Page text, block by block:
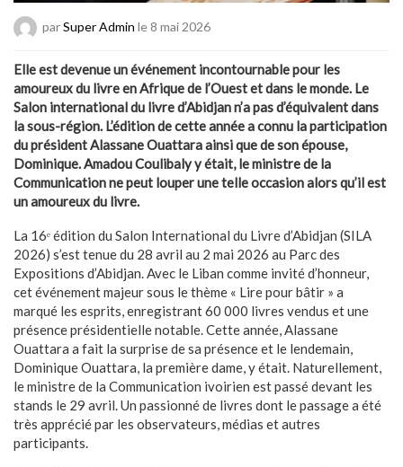
parSuper Admin le 8 mai 2026
Elle est devenue un événement incontournable pour les
amoureux du livre en Afrique de l’Ouest et dans le monde. Le
Salon international du livre d’Abidjan n’a pas d’équivalent dans
la sous-région. L’édition de cette année a connu la participation
du président Alassane Ouattara ainsi que de son épouse,
Dominique. Amadou Coulibaly y était, le ministre de la
Communication ne peut louper une telle occasion alors qu’il est
un amoureux du livre.
La 16ᵉ édition du Salon International du Livre d’Abidjan (SILA
2026) s’est tenue du 28 avril au 2 mai 2026 au Parc des
Expositions d’Abidjan. Avec le Liban comme invité d’honneur,
cet événement majeur sous le thème « Lire pour bâtir » a
marqué les esprits, enregistrant 60 000 livres vendus et une
présence présidentielle notable. Cette année, Alassane
Ouattara a fait la surprise de sa présence et le lendemain,
Dominique Ouattara, la première dame, y était. Naturellement,
le ministre de la Communication ivoirien est passé devant les
stands le 29 avril. Un passionné de livres dont le passage a été
très apprécié par les observateurs, médias et autres
participants.